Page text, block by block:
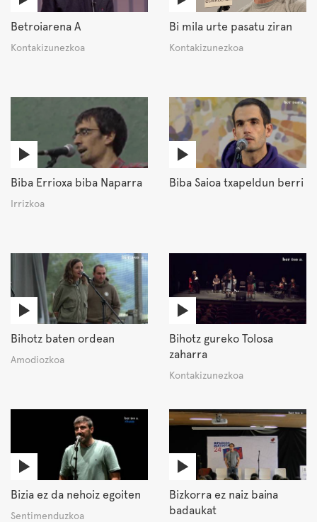
Betroiarena A
Kontakizunezkoa
Bi mila urte pasatu ziran
Kontakizunezkoa
Biba Errioxa biba Naparra
Irrizkoa
Biba Saioa txapeldun berri
Bihotz baten ordean
Amodiozkoa
Bihotz gureko Tolosa
zaharra
Kontakizunezkoa
Bizia ez da nehoiz egoiten
Sentimenduzkoa
Bizkorra ez naiz baina
badaukat